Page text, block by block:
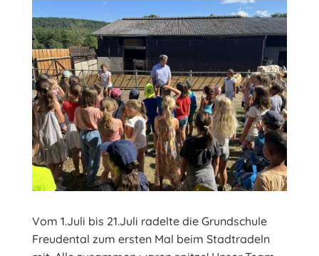
Vom 1.Juli bis 21.Juli radelte die Grundschule
Freudental zum ersten Mal beim Stadtradeln